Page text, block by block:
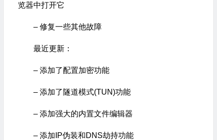
览器中打开它
– 修复一些其他故障
最近更新：
– 添加了配置加密功能
– 添加了隧道模式(TUN)功能
– 添加强大的内置文件编辑器
– 添加IP伪装和DNS劫持功能